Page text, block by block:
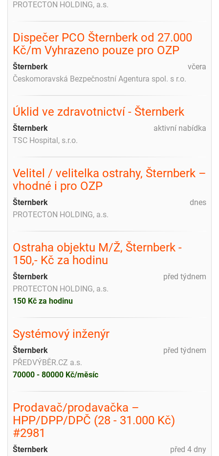
PROTECTON HOLDING, a.s.
Dispečer PCO Šternberk od 27.000
Kč/m Vyhrazeno pouze pro OZP
včera
Šternberk
Českomoravská Bezpečnostní Agentura spol. s r.o.
Úklid ve zdravotnictví - Šternberk
aktivní nabídka
Šternberk
TSC Hospital, s.r.o.
Velitel / velitelka ostrahy, Šternberk –
vhodné i pro OZP
dnes
Šternberk
PROTECTON HOLDING, a.s.
Ostraha objektu M/Ž, Šternberk -
150,- Kč za hodinu
před týdnem
Šternberk
PROTECTON HOLDING, a.s.
150 Kč za hodinu
Systémový inženýr
před týdnem
Šternberk
PŘEDVÝBĚR.CZ a.s.
70000 - 80000 Kč/měsíc
Prodavač/prodavačka –
HPP/DPP/DPČ (28 - 31.000 Kč)
#2981
před 4 dny
Šternberk